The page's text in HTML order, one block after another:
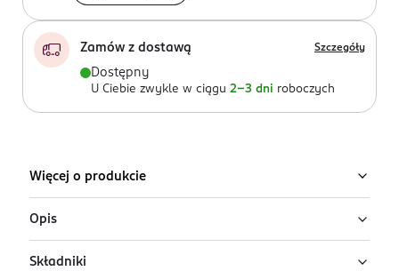
Zamów z dostawą Szczegóły
Dostępny
U Ciebie zwykle w ciągu 2-3 dni roboczych
Więcej o produkcie
Opis
Hydrożelowe płatki pod oczy ujędrniająco –
Składniki